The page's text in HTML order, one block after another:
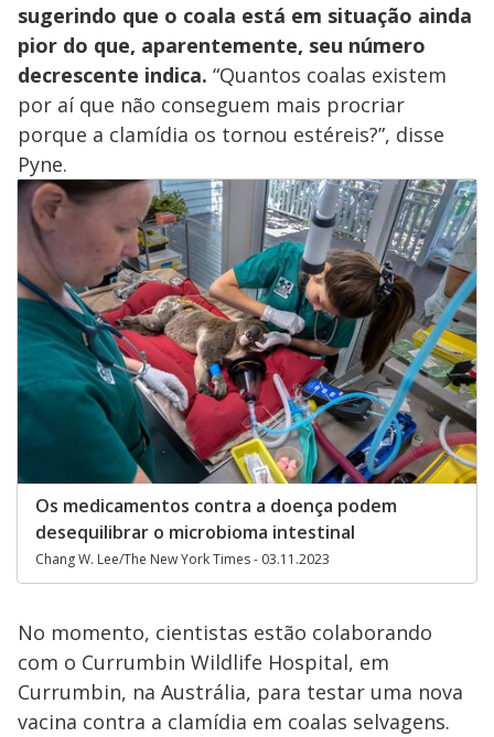
sugerindo que o coala está em situação ainda
pior do que, aparentemente, seu número
decrescente indica. “Quantos coalas existem
por aí que não conseguem mais procriar
porque a clamídia os tornou estéreis?”, disse
Pyne.
Os medicamentos contra a doença podem
desequilibrar o microbioma intestinal
Chang W. Lee/The New York Times - 03.11.2023
No momento, cientistas estão colaborando
com o Currumbin Wildlife Hospital, em
Currumbin, na Austrália, para testar uma nova
vacina contra a clamídia em coalas selvagens.